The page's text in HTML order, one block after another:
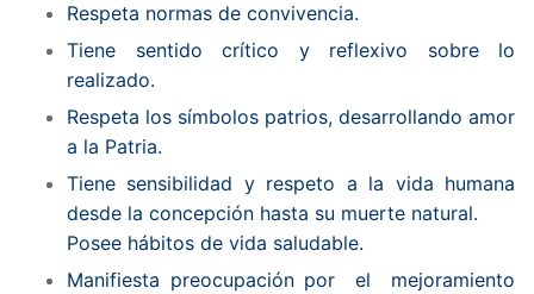
Respeta normas de convivencia.
Tiene sentido crítico y reflexivo sobre lo
realizado.
Respeta los símbolos patrios, desarrollando amor
a la Patria.
Tiene sensibilidad y respeto a la vida humana
desde la concepción hasta su muerte natural.
Posee hábitos de vida saludable.
Manifiesta preocupación por el mejoramiento